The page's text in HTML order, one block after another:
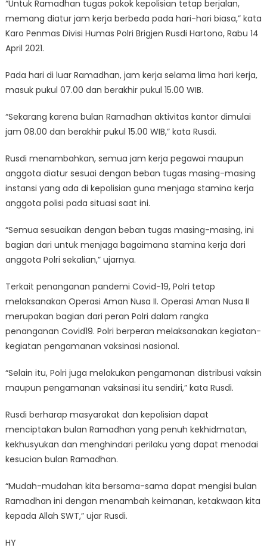
“Untuk Ramadhan tugas pokok kepolisian tetap berjalan,
memang diatur jam kerja berbeda pada hari-hari biasa,” kata
Karo Penmas Divisi Humas Polri Brigjen Rusdi Hartono, Rabu 14
April 2021.
Pada hari di luar Ramadhan, jam kerja selama lima hari kerja,
masuk pukul 07.00 dan berakhir pukul 15.00 WIB.
“Sekarang karena bulan Ramadhan aktivitas kantor dimulai
jam 08.00 dan berakhir pukul 15.00 WIB,” kata Rusdi.
Rusdi menambahkan, semua jam kerja pegawai maupun
anggota diatur sesuai dengan beban tugas masing-masing
instansi yang ada di kepolisian guna menjaga stamina kerja
anggota polisi pada situasi saat ini.
“Semua sesuaikan dengan beban tugas masing-masing, ini
bagian dari untuk menjaga bagaimana stamina kerja dari
anggota Polri sekalian,” ujarnya.
Terkait penanganan pandemi Covid-19, Polri tetap
melaksanakan Operasi Aman Nusa II. Operasi Aman Nusa II
merupakan bagian dari peran Polri dalam rangka
penanganan Covid19. Polri berperan melaksanakan kegiatan-
kegiatan pengamanan vaksinasi nasional.
“Selain itu, Polri juga melakukan pengamanan distribusi vaksin
maupun pengamanan vaksinasi itu sendiri,” kata Rusdi.
Rusdi berharap masyarakat dan kepolisian dapat
menciptakan bulan Ramadhan yang penuh kekhidmatan,
kekhusyukan dan menghindari perilaku yang dapat menodai
kesucian bulan Ramadhan.
“Mudah-mudahan kita bersama-sama dapat mengisi bulan
Ramadhan ini dengan menambah keimanan, ketakwaan kita
kepada Allah SWT,” ujar Rusdi.
HY